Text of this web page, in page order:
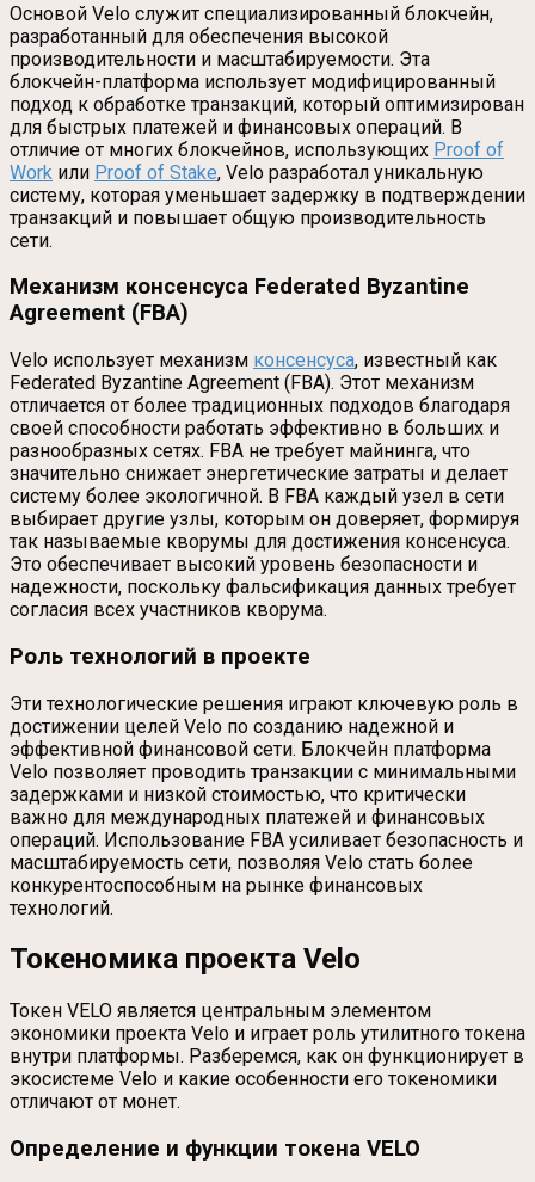
Основой Velo служит специализированный блокчейн,
разработанный для обеспечения высокой
производительности и масштабируемости. Эта
блокчейн-платформа использует модифицированный
подход к обработке транзакций, который оптимизирован
для быстрых платежей и финансовых операций. В
отличие от многих блокчейнов, использующих Proof of
Work или Proof of Stake, Velo разработал уникальную
систему, которая уменьшает задержку в подтверждении
транзакций и повышает общую производительность
сети.
Механизм консенсуса Federated Byzantine
Agreement (FBA)
Velo использует механизм консенсуса, известный как
Federated Byzantine Agreement (FBA). Этот механизм
отличается от более традиционных подходов благодаря
своей способности работать эффективно в больших и
разнообразных сетях. FBA не требует майнинга, что
значительно снижает энергетические затраты и делает
систему более экологичной. В FBA каждый узел в сети
выбирает другие узлы, которым он доверяет, формируя
так называемые кворумы для достижения консенсуса.
Это обеспечивает высокий уровень безопасности и
надежности, поскольку фальсификация данных требует
согласия всех участников кворума.
Роль технологий в проекте
Эти технологические решения играют ключевую роль в
достижении целей Velo по созданию надежной и
эффективной финансовой сети. Блокчейн платформа
Velo позволяет проводить транзакции с минимальными
задержками и низкой стоимостью, что критически
важно для международных платежей и финансовых
операций. Использование FBA усиливает безопасность и
масштабируемость сети, позволяя Velo стать более
конкурентоспособным на рынке финансовых
технологий.
Токеномика проекта Velo
Токен VELO является центральным элементом
экономики проекта Velo и играет роль утилитного токена
внутри платформы. Разберемся, как он функционирует в
экосистеме Velo и какие особенности его токеномики
отличают от монет.
Определение и функции токена VELO